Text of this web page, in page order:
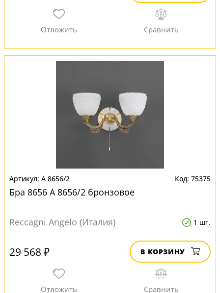
A 8656/2 75375
Бра 8656 A 8656/2 бронзовое
Reccagni Angelo (Италия) 1 шт.
29 568 ₽ В КОРЗИНУ